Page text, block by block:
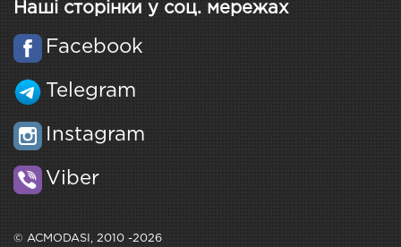
Наші сторінки у соц. мережах
Facebook
Telegram
Instagram
Viber
© ACMODASI, 2010 -2026